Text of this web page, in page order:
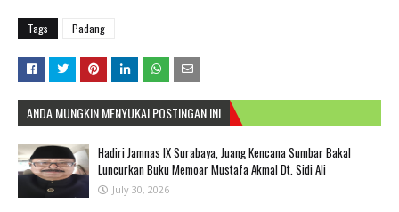
Tags Padang
ANDA MUNGKIN MENYUKAI POSTINGAN INI
Hadiri Jamnas IX Surabaya, Juang Kencana Sumbar Bakal
Luncurkan Buku Memoar Mustafa Akmal Dt. Sidi Ali
July 30, 2026